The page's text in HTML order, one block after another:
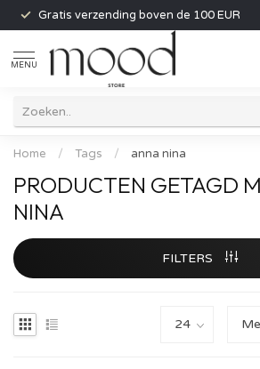
Gratis verzending boven de 100 EUR
MENU
Home / Tags / anna nina
PRODUCTEN GETAGD
NINA
FILTERS